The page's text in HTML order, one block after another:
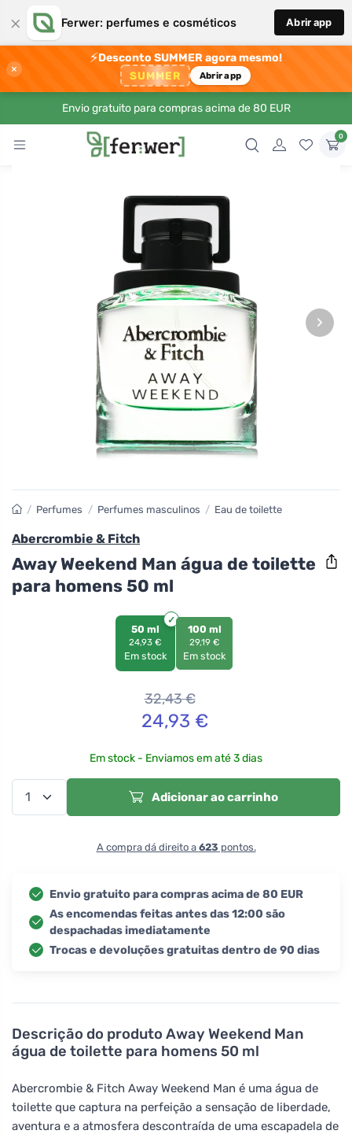
× Ferwer: perfumes e cosméticos Abrir app
×
⚡Desconto SUMMER agora mesmo!
SUMMER Abrir app
Envio gratuito para compras acima de 80 EUR
0
›
Descrição do produto Away Weekend Man
água de toilette para homens 50 ml
Abercrombie & Fitch Away Weekend Man é uma água de
toilette que captura na perfeição a sensação de liberdade,
aventura e a atmosfera descontraída de uma escapadela de
/ Perfumes / Perfumes masculinos / Eau de toilette
Abercrombie & Fitch
Away Weekend Man água de toilette
para homens 50 ml
50 ml
24,93 €
Em stock
100 ml
29,19 €
Em stock
32,43€
24,93 €
Em stock - Enviamos em até 3 dias
Adicionar ao carrinho
A compra dá direito a 623 pontos.
Envio gratuito para compras acima de 80 EUR
As encomendas feitas antes das 12:00 são
despachadas imediatamente
Trocas e devoluções gratuitas dentro de 90 dias